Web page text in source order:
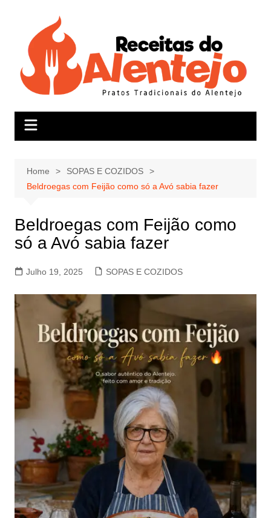
Home
SOPAS E COZIDOS
Beldroegas com Feijão como só a Avó sabia fazer
Beldroegas com Feijão como
só a Avó sabia fazer
Julho 19, 2025 SOPAS E COZIDOS